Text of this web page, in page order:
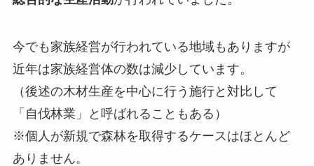
今でも家族経営が行われている地域もありますが
近年は家族経営体の数は減少しています。
（後述の木材生産を中心に行う施行と対比して
「自伐林業」と呼ばれることもある）
※個人が新規で森林を取得するケースはほとんど
ありません。